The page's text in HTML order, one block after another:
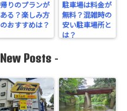
帰りのプランが
ある？楽しみ方
のおすすめは？
駐車場は料金が
無料？混雑時の
安い駐車場所と
は？
New Posts -